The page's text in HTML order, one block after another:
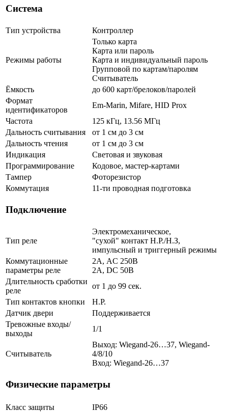
Система
Тип устройства Контроллер
Режимы работы
Только карта
Карта или пароль
Карта и индивидуальный пароль
Групповой по картам/паролям
Считыватель
Ёмкость
до 600 карт/брелоков/паролей
Формат
идентификаторов
Em-Marin, Mifare, HID Prox
Частота
125 кГц, 13.56 МГц
Дальность считывания
от 1 см до 3 см
Дальность чтения
от 1 см до 3 см
Индикация
Световая и звуковая
Программирование
Кодовое, мастер-картами
Тампер
Фоторезистор
Коммутация
11-ти проводная подготовка
Подключение
Тип реле
Электромеханическое,
"сухой" контакт Н.Р./Н.З,
импульсный и триггерный режимы
Коммутационные
параметры реле
2А, AC 250В
2А, DC 50В
Длительность сработки
реле
от 1 до 99 сек.
Тип контактов кнопки
Н.Р.
Датчик двери
Поддерживается
Тревожные входы/
выходы
1/1
Считыватель
Выход: Wiegand-26…37, Wiegand-
4/8/10
Вход: Wiegand-26…37
Физические параметры
Класс защиты
IP66